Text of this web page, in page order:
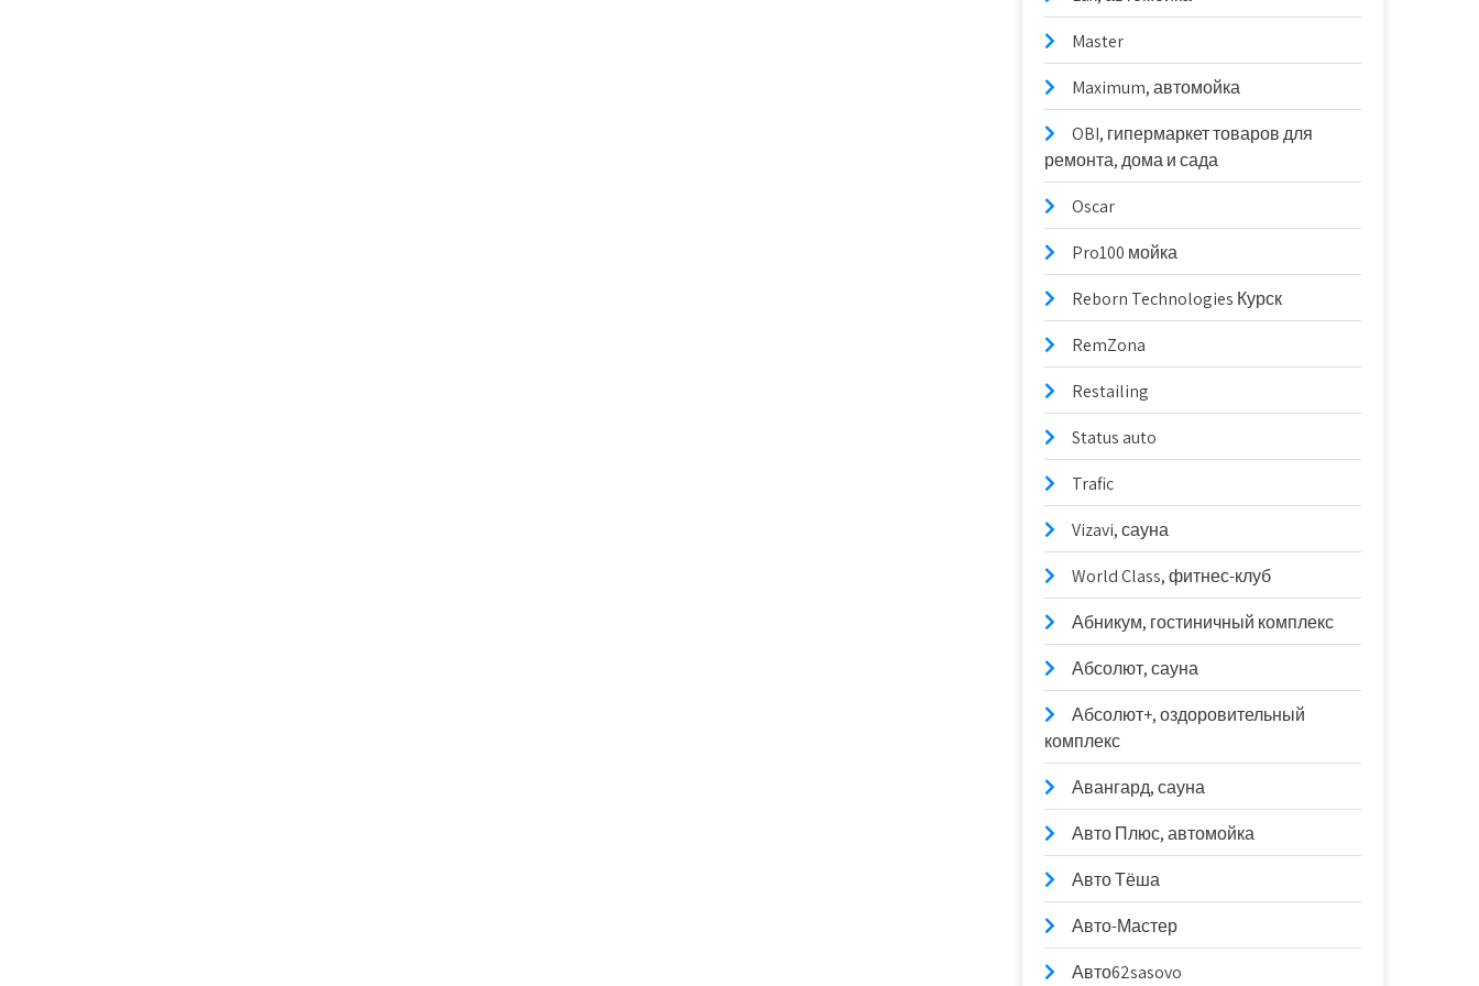
Master
Maximum, автомойка
OBI, гипермаркет товаров для
ремонта, дома и сада
Oscar
Pro100 мойка
Reborn Technologies Курск
RemZona
Restailing
Status auto
Trafic
Vizavi, сауна
World Class, фитнес-клуб
Абникум, гостиничный комплекс
Абсолют, сауна
Абсолют+, оздоровительный
комплекс
Авангард, сауна
Авто Плюс, автомойка
Авто Тёша
Авто-Мастер
Авто62sasovo